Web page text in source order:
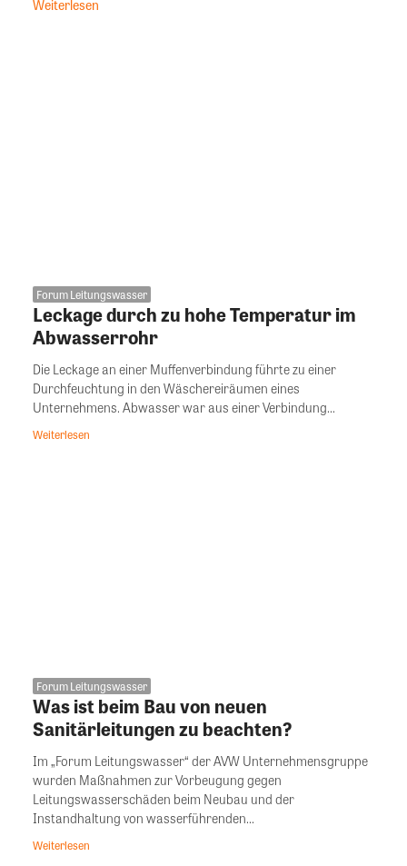
Weiterlesen
Forum Leitungswasser
Leckage durch zu hohe Temperatur im
Abwasserrohr
Die Leckage an einer Muffenverbindung führte zu einer
Durchfeuchtung in den Wäschereiräumen eines
Unternehmens. Abwasser war aus einer Verbindung...
Weiterlesen
Forum Leitungswasser
Was ist beim Bau von neuen
Sanitärleitungen zu beachten?
Im „Forum Leitungswasser“ der AVW Unternehmensgruppe
wurden Maßnahmen zur Vorbeugung gegen
Leitungswasserschäden beim Neubau und der
Instandhaltung von wasserführenden...
Weiterlesen